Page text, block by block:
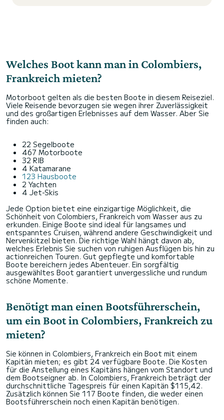
Welches Boot kann man in Colombiers,
Frankreich mieten?
Motorboot gelten als die besten Boote in diesem Reiseziel.
Viele Reisende bevorzugen sie wegen ihrer Zuverlässigkeit
und des großartigen Erlebnisses auf dem Wasser. Aber Sie
finden auch:
22 Segelboote
467 Motorboote
32 RIB
4 Katamarane
123 Hausboote
2 Yachten
4 Jet-Skis
Jede Option bietet eine einzigartige Möglichkeit, die
Schönheit von Colombiers, Frankreich vom Wasser aus zu
erkunden. Einige Boote sind ideal für langsames und
entspanntes Cruisen, während andere Geschwindigkeit und
Nervenkitzel bieten. Die richtige Wahl hängt davon ab,
welches Erlebnis Sie suchen von ruhigen Ausflügen bis hin zu
actionreichen Touren. Gut gepflegte und komfortable
Boote bereichern jedes Abenteuer. Ein sorgfältig
ausgewähltes Boot garantiert unvergessliche und rundum
schöne Momente.
Benötigt man einen Bootsführerschein,
um ein Boot in Colombiers, Frankreich zu
mieten?
Sie können in Colombiers, Frankreich ein Boot mit einem
Kapitän mieten; es gibt 24 verfügbare Boote. Die Kosten
für die Anstellung eines Kapitäns hängen vom Standort und
dem Bootseigner ab. In Colombiers, Frankreich beträgt der
durchschnittliche Tagespreis für einen Kapitän $115,42.
Zusätzlich können Sie 117 Boote finden, die weder einen
Bootsführerschein noch einen Kapitän benötigen.